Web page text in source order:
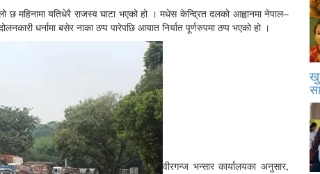
छ महिनामा यतिधेरै राजस्व घाटा भएको हो । मधेस केन्द्रित दलको आह्वानमा नेपाल–
धर्नामा बसेर नाका ठप्प पारेपछि आयात निर्यात पूर्णरुपमा ठप्प भएको हो ।
वीरगन्ज भन्सार कार्यालयका अनुसार,